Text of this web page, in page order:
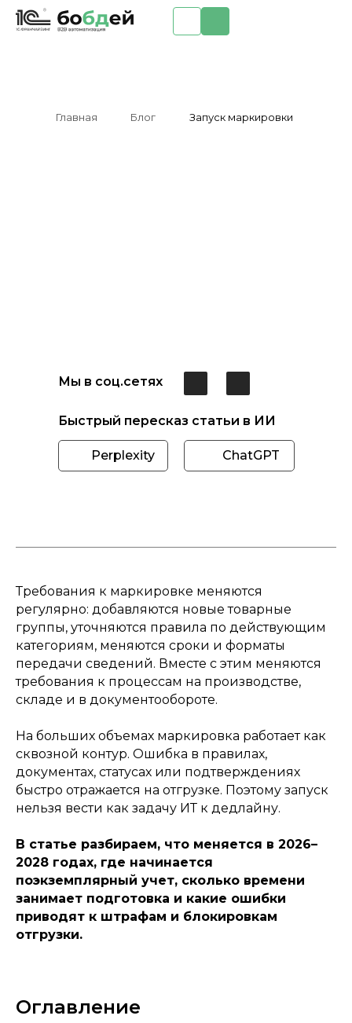
Главная Запуск маркировки
Блог
Мы в соц.сетях
Быстрый пересказ статьи в ИИ
ChatGPT
Perplexity
Требования к маркировке меняются
регулярно: добавляются новые товарные
группы, уточняются правила по действующим
категориям, меняются сроки и форматы
передачи сведений. Вместе с этим меняются
требования к процессам на производстве,
складе и в документообороте.
На больших объемах маркировка работает как
сквозной контур. Ошибка в правилах,
документах, статусах или подтверждениях
быстро отражается на отгрузке. Поэтому запуск
нельзя вести как задачу ИТ к дедлайну.
В статье разбираем, что меняется в 2026–
2028 годах, где начинается
поэкземплярный учет, сколько времени
занимает подготовка и какие ошибки
приводят к штрафам и блокировкам
отгрузки.
Оглавление